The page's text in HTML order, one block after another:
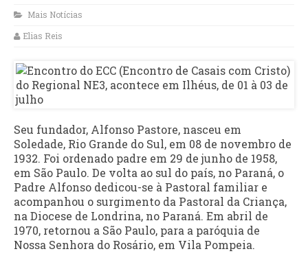
Mais Notícias
Elias Reis
Seu fundador, Alfonso Pastore, nasceu em
Soledade, Rio Grande do Sul, em 08 de novembro de
1932. Foi ordenado padre em 29 de junho de 1958,
em São Paulo. De volta ao sul do país, no Paraná, o
Padre Alfonso dedicou-se à Pastoral familiar e
acompanhou o surgimento da Pastoral da Criança,
na Diocese de Londrina, no Paraná. Em abril de
1970, retornou a São Paulo, para a paróquia de
Nossa Senhora do Rosário, em Vila Pompeia.